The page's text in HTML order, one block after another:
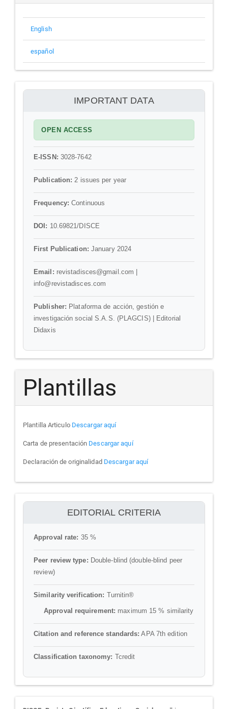
English
español
información
IMPORTANT DATA
OPEN ACCESS
E-ISSN: 3028-7642
Publication: 2 issues per year
Frequency: Continuous
DOI: 10.69821/DISCE
First Publication: January 2024
Email: revistadisces@gmail.com |
info@revistadisces.com
Publisher: Plataforma de acción, gestión e
investigación social S.A.S. (PLAGCIS) | Editorial
Didaxis
Plantillas
Plantilla Articulo Descargar aquí
Carta de presentación Descargar aquí
Declaración de originalidad Descargar aquí
ithenticate
EDITORIAL CRITERIA
Approval rate: 35 %
Peer review type: Double-blind (double-blind peer
review)
Similarity verification: Turnitin®
Approval requirement: maximum 15 % similarity
Citation and reference standards: APA 7th edition
Classification taxonomy: Tcredit